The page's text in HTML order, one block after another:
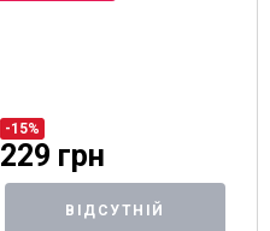
-15%
229 грн
ВІДСУТНІЙ